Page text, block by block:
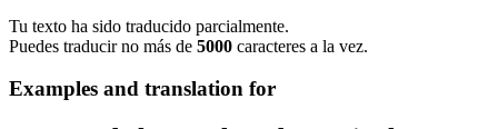
Tu texto ha sido traducido parcialmente.
Puedes traducir no más de 5000 caracteres a la vez.
Examples and translation for